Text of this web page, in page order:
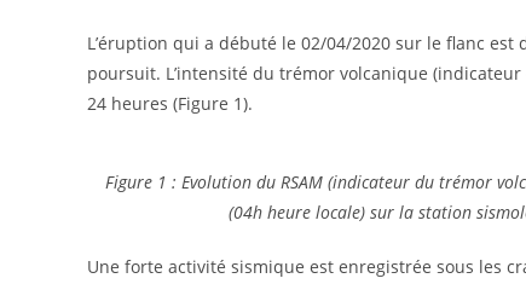
L’éruption qui a débuté le 02/04/2020 sur le flanc
poursuit. L’intensité du trémor volcanique
24 heures (Figure 1).
Figure 1 : Evolution du RSAM (indicateur du trémor
(04h heure locale) sur la station
Une forte activité sismique est enregistrée sous les